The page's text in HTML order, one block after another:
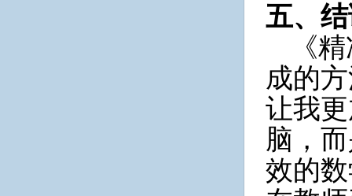
五、
《
成的
让我
脑，
效的